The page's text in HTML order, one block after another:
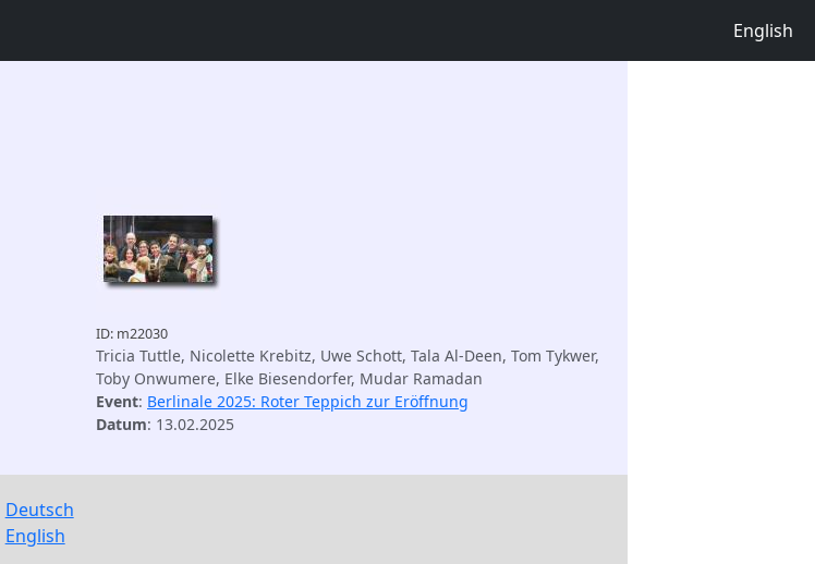
English
ID: m22030
Tricia Tuttle, Nicolette Krebitz, Uwe Schott, Tala Al-Deen, Tom Tykwer,
Toby Onwumere, Elke Biesendorfer, Mudar Ramadan
Event: Berlinale 2025: Roter Teppich zur Eröffnung
Datum: 13.02.2025
Deutsch
English